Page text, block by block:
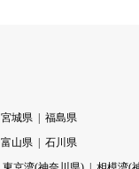
宮城県
福島県
富山県
石川県